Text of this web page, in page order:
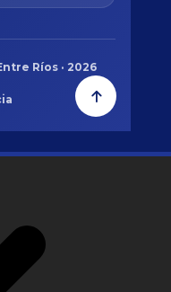
Ríos · 2026